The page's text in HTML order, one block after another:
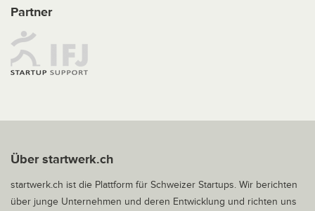
Partner
Über startwerk.ch
startwerk.ch ist die Plattform für Schweizer Startups. Wir berichten
über junge Unternehmen und deren Entwicklung und richten uns